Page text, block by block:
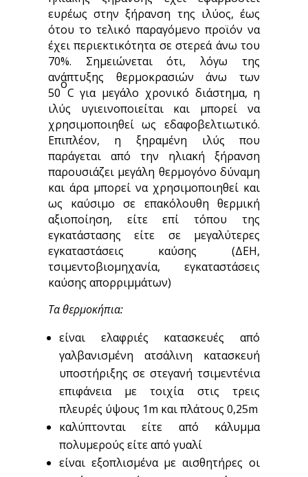
ευρέως στην ξήρανση της ιλύος, έως
ότου το τελικό παραγόμενο προϊόν να
έχει περιεκτικότητα σε στερεά άνω του
70%. Σημειώνεται ότι, λόγω της
ανάπτυξης θερμοκρασιών άνω των
50
ο
C για μεγάλο χρονικό διάστημα, η
ιλύς υγιεινοποιείται και μπορεί να
χρησιμοποιηθεί ως εδαφοβελτιωτικό.
Επιπλέον, η ξηραμένη ιλύς που
παράγεται από την ηλιακή ξήρανση
παρουσιάζει μεγάλη θερμογόνο δύναμη
και άρα μπορεί να χρησιμοποιηθεί και
ως καύσιμο σε επακόλουθη θερμική
αξιοποίηση, είτε επί τόπου της
εγκατάστασης είτε σε μεγαλύτερες
εγκαταστάσεις καύσης (ΔΕΗ,
τσιμεντοβιομηχανία, εγκαταστάσεις
καύσης απορριμμάτων)
Τα θερμοκήπια:
είναι ελαφριές κατασκευές από
γαλβανισμένη ατσάλινη κατασκευή
υποστήριξης σε στεγανή τσιμεντένια
επιφάνεια με τοιχία στις τρεις
πλευρές ύψους 1m και πλάτους 0,25m
καλύπτονται είτε από κάλυμμα
πολυμερούς είτε από γυαλί
είναι εξοπλισμένα με αισθητήρες οι